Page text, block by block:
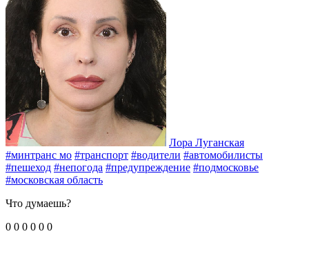
Лора Луганская
#минтранс мо #транспорт #водители #автомобилисты
#пешеход #непогода #предупреждение #подмосковье
#московская область
Что думаешь?
0 0 0 0 0 0